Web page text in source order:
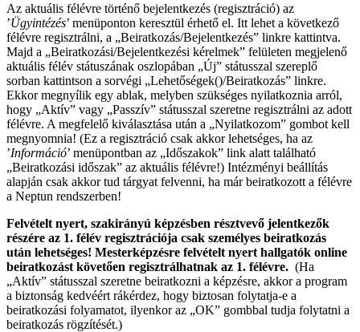
Az aktuális félévre történő bejelentkezés (regisztráció) az
’Ügyintézés’ menüponton keresztül érhető el. Itt lehet a következő
félévre regisztrálni, a „Beiratkozás/Bejelentkezés” linkre kattintva.
Majd a „Beiratkozási/Bejelentkezési kérelmek” felületen megjelenő
aktuális félév státuszának oszlopában „Új” státusszal szereplő
sorban kattintson a sorvégi „Lehetőségek()/Beiratkozás” linkre.
Ekkor megnyílik egy ablak, melyben szükséges nyilatkoznia arról,
hogy „Aktív” vagy „Passzív” státusszal szeretne regisztrálni az adott
félévre. A megfelelő kiválasztása után a „Nyilatkozom” gombot kell
megnyomnia! (Ez a regisztráció csak akkor lehetséges, ha az
’Információ’ menüpontban az „Időszakok” link alatt található
„Beiratkozási időszak” az aktuális félévre!) Intézményi beállítás
alapján csak akkor tud tárgyat felvenni, ha már beiratkozott a félévre
a Neptun rendszerben!
Felvételt nyert, szakirányú képzésben résztvevő jelentkezők
részére az 1. félév regisztrációja csak személyes beiratkozás
után lehetséges! Mesterképzésre felvételt nyert hallgatók online
beiratkozást követően regisztrálhatnak az 1. félévre. (Ha
„Aktív” státusszal szeretne beiratkozni a képzésre, akkor a program
a biztonság kedvéért rákérdez, hogy biztosan folytatja-e a
beiratkozási folyamatot, ilyenkor az „OK” gombbal tudja folytatni a
beiratkozás rögzítését.)